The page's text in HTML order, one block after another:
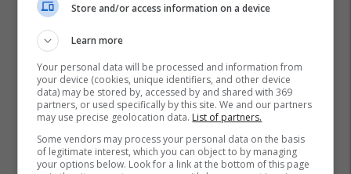
Store and/or access information on a device
Learn more
Your personal data will be processed and information from
your device (cookies, unique identifiers, and other device
data) may be stored by, accessed by and shared with 369
partners, or used specifically by this site. We and our partners
may use precise geolocation data. List of partners.
Some vendors may process your personal data on the basis
of legitimate interest, which you can object to by managing
your options below. Look for a link at the bottom of this page